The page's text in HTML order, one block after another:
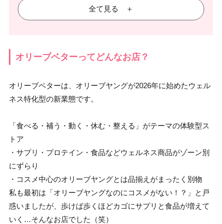
全て見る ＋
オリーブベターってどんなお店？
オリーブベターは、オリーブヤングが2026年に始めたウェル
ネス特化型の新業態です。
「食べる・補う・動く・休む・整える」がテーマの体験型ス
トア
・サプリ・プロテイン・食品などウェルネス商品がゾーン別
にずらり
・コスメ中心のオリーブヤングとは品揃えがまったく別物
私も最初は「オリーブヤングなのにコスメがない！？」と戸
惑いましたが、歩けば歩くほどカゴにサプリと食品が増えて
いく…そんなお店でした（笑）